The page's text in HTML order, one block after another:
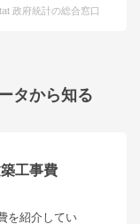
政府統計の総合窓口
タから知る
工事費
を紹介してい